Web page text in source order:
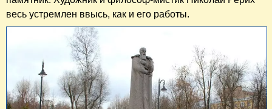
весь устремлен ввысь, как и его работы.